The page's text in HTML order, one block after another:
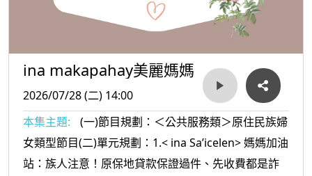
ina makapahay美麗媽媽
2026/07/28 (二) 14:00
本集主題:
(一)節目規劃：＜公共服務類＞原住民族婦
女類型節目(二)單元規劃：1.< ina Sa’icelen> 媽媽加油
站：族人注意！原保地貸款保證過件、先收費都是詐